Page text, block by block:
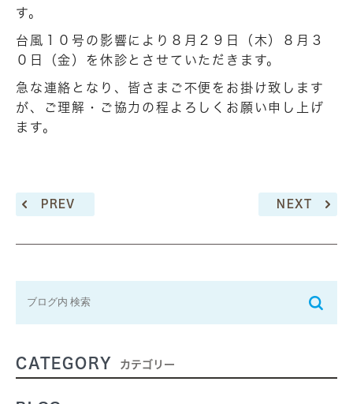
す。
台風１０号の影響により８月２９日（木）８月３
０日（金）を休診とさせていただきます。
急な連絡となり、皆さまご不便をお掛け致します
が、ご理解・ご協力の程よろしくお願い申し上げ
ます。
PREV NEXT
CATEGORY カテゴリー